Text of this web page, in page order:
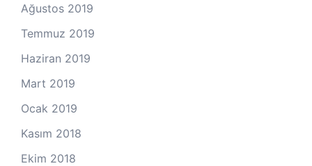
Ağustos 2019
Temmuz 2019
Haziran 2019
Mart 2019
Ocak 2019
Kasım 2018
Ekim 2018